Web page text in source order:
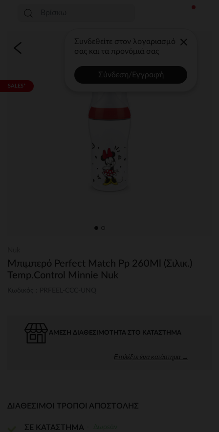
Συνδεθείτε στον λογαριασμό
σας και τα προνόμιά σας
Σύνδεση/Εγγραφή
SALES*
Μπιμπερό Perfect Match Pp 260Ml (Σιλικ.)
Temp.Control Minnie Nuk
ΆΜΕΣΗ ΔΙΑΘΕΣΙΜΌΤΗΤΑ ΣΤΟ ΚΑΤΆΣΤΗΜΑ
Επιλέξτε ένα κατάστημα →
ΔΙΑΘΈΣΙΜΟΙ ΤΡΌΠΟΙ ΑΠΟΣΤΟΛΉΣ
ΣΕ ΚΑΤΑΣΤΗΜΑ